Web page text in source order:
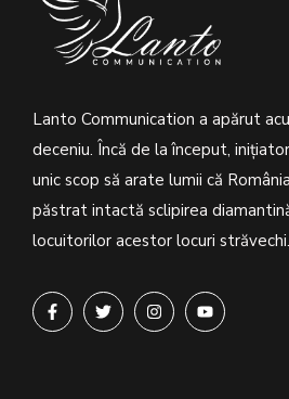
Lanto Communication a apărut
deceniu. Încă de la început,
unic scop să arate lumii că
păstrat intactă sclipirea
locuitorilor acestor locuri străvechi.